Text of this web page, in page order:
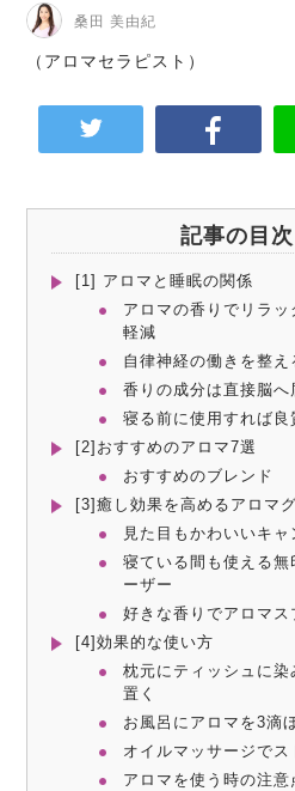
桑田 美由紀
（アロマセラピスト）
記事の目次
[1] アロマと睡眠の関係
アロマの香りでリラ
軽減
自律神経の働きを整え
香りの成分は直接脳へ
寝る前に使用すれば
[2]おすすめのアロマ7選
おすすめのブレンド
[3]癒し効果を高めるアロマ
見た目もかわいいキャ
寝ている間も使える無
ーザー
好きな香りでアロマス
[4]効果的な使い方
枕元にティッシュに
置く
お風呂にアロマを3滴
オイルマッサージでス
アロマを使う時の注意